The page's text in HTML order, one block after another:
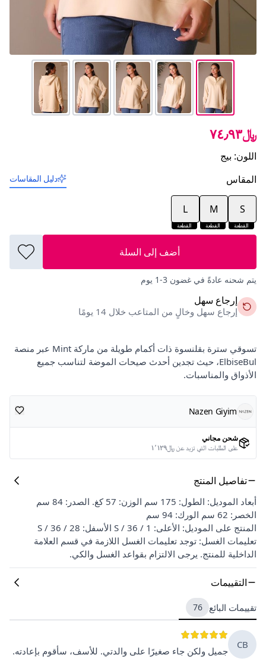
﷼٧٤٫٩٣
اللون: بيج
المقاس
دليل المقاسات
القطعة
S
القطعة
M
القطعة
L
أضف إلى السلة
يتم شحنه عادةً في غضون 3-1 يوم
إرجاع سهل
إرجاع سهل وخالٍ من المتاعب خلال 14 يومًا
تسوقي سترة بقلنسوة ذات أكمام طويلة من ماركة Mint عبر منصة
ElbiseBul، حيث تجدين أحدث صيحات الموضة لتناسب جميع
الأذواق والمناسبات.
Nazen Giyim
شحن مجاني
على الطلبات التي تزيد عن ﷼١٬١٢٩
تفاصيل المنتج
أبعاد الموديل: الطول: 175 سم الوزن: 57 كغ. الصدر: 84 سم
الخصر: 62 سم الورك: 94 سم
المنتج على الموديل: الأعلى: S / 36 / 1 الأسفل: S / 36 / 28
تعليمات الغسل: توجد تعليمات الغسل اللازمة في قسم العلامة
الداخلية للمنتج. يرجى الالتزام بقواعد الغسل والكي.
التقييمات
تقييمات البائع 76
CB
جميل ولكن جاء صغيرًا على والدتي. للأسف، سأقوم بإعادته.